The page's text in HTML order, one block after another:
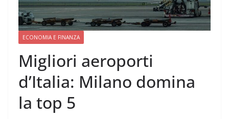
ECONOMIA E FINANZA
Migliori aeroporti
d’Italia: Milano domina
la top 5